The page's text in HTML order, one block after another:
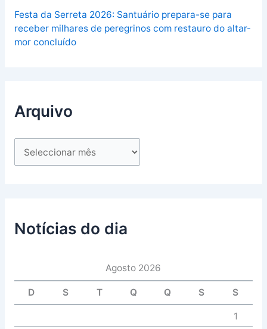
Festa da Serreta 2026: Santuário prepara-se para
receber milhares de peregrinos com restauro do altar-
mor concluído
Arquivo
Notícias do dia
Agosto 2026
D S T Q Q S S
1